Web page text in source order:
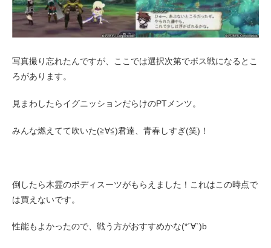
写真撮り忘れたんですが、ここでは選択次第でボス戦になるとこ
ろがあります。
見まわしたらイグニッションだらけのPTメンツ。
みんな燃えてて吹いた(≧∀≦)君達、青春しすぎ(笑)！
倒したら木霊のボディスーツがもらえました！これはこの時点で
は買えないです。
性能もよかったので、戦う方がおすすめかな(*´∀`)b